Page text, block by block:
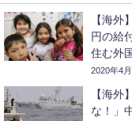
【海外
円の給
住む外
2020年4
【海外
な！」